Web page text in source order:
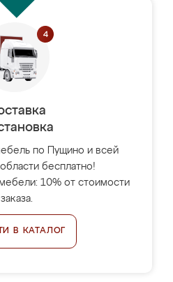
по Пущино и всей
бесплатно!
10% от стоимости
заказа.
В КАТАЛОГ